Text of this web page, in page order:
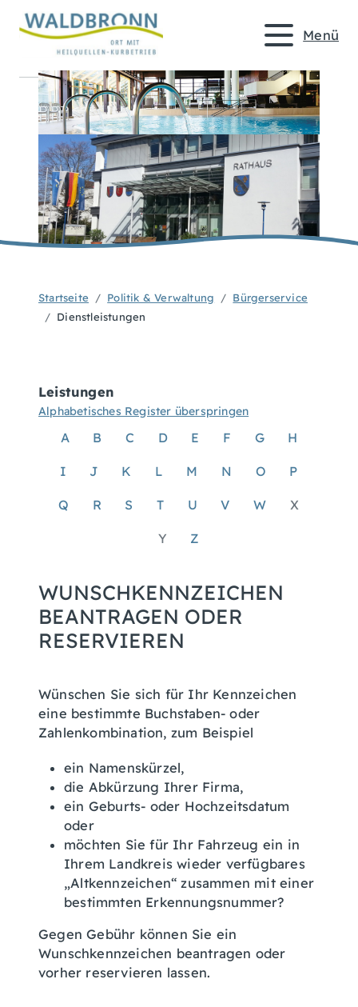
Menü
Startseite Politik & Verwaltung
Bürgerservice
Dienstleistungen
Leistungen
Alphabetisches Register überspringen
A B C D E F G H
I J K L M N O P
Q R S T U V W X
Y Z
WUNSCHKENNZEICHEN
BEANTRAGEN ODER
RESERVIEREN
Wünschen Sie sich für Ihr Kennzeichen
eine bestimmte Buchstaben- oder
Zahlenkombination, zum Beispiel
ein Namenskürzel,
die Abkürzung Ihrer Firma,
ein Geburts- oder Hochzeitsdatum
oder
möchten Sie für Ihr Fahrzeug ein in
Ihrem Landkreis wieder verfügbares
„Altkennzeichen“ zusammen mit einer
bestimmten Erkennungsnummer?
Gegen Gebühr können Sie ein
Wunschkennzeichen beantragen oder
vorher reservieren lassen.